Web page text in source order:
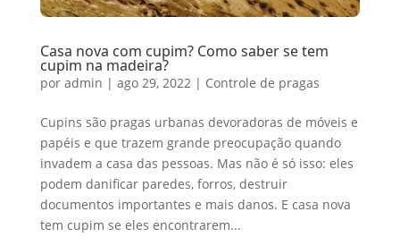
Casa nova com cupim? Como saber se tem
cupim na madeira?
por admin | ago 29, 2022 | Controle de pragas
Cupins são pragas urbanas devoradoras de móveis e
papéis e que trazem grande preocupação quando
invadem a casa das pessoas. Mas não é só isso: eles
podem danificar paredes, forros, destruir
documentos importantes e mais danos. E casa nova
tem cupim se eles encontrarem...